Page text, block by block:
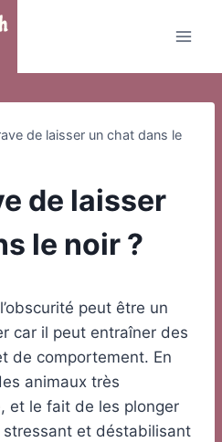
de laisser un chat dans le
de laisser
le noir ?
peut être un
car il peut entraîner des
de comportement. En
animaux très
et le fait de les plonger
et déstabilisant